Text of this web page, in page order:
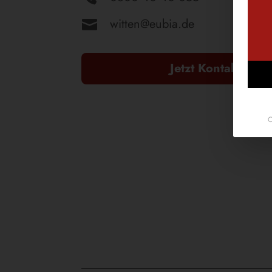
 witten@eubia.de
Jetzt Kontakt